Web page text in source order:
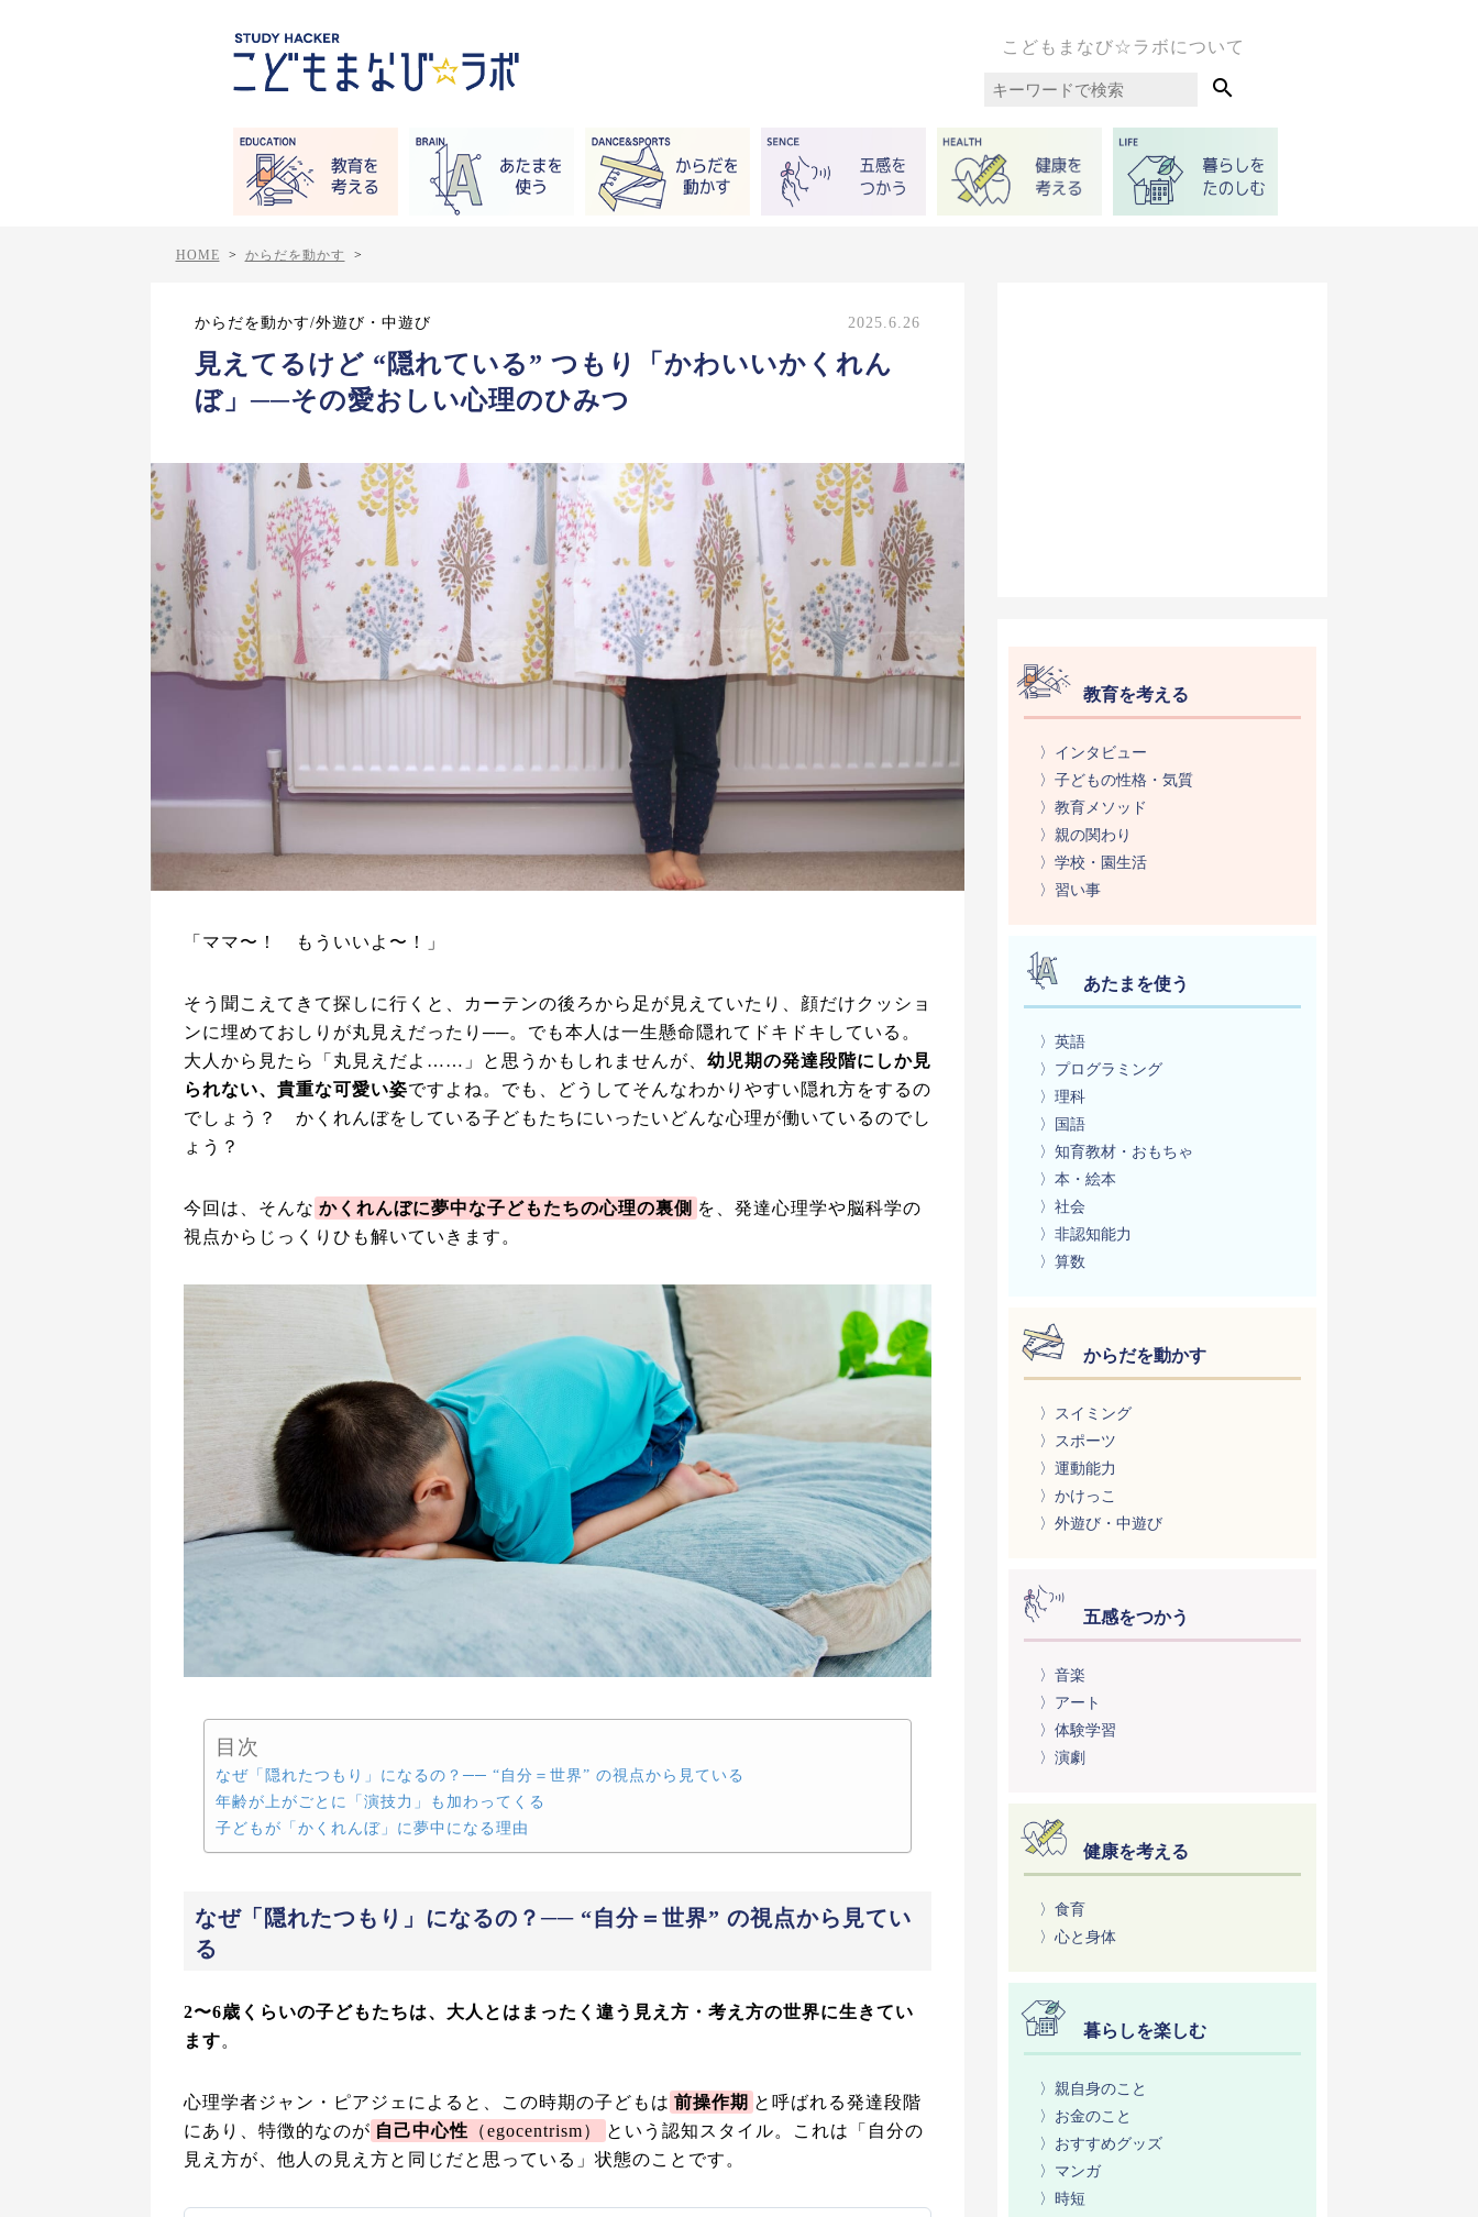
こどもまなび☆ラボについて

HOME > からだを動かす >
からだを動かす/外遊び・中遊び 2025.6.26
見えてるけど “隠れている” つもり「かわいいかくれん
ぼ」──その愛おしい心理のひみつ
「ママ〜！ もういいよ〜！」
そう聞こえてきて探しに行くと、カーテンの後ろから足が見えていたり、顔だけクッショ
ンに埋めておしりが丸見えだったり──。でも本人は一生懸命隠れてドキドキしている。
大人から見たら「丸見えだよ……」と思うかもしれませんが、 幼児期の発達段階にしか見
られない、貴重な可愛い姿ですよね。でも、どうしてそんなわかりやすい隠れ方をするの
でしょう？ かくれんぼをしている子どもたちにいったいどんな心理が働いているのでし
ょう？
今回は、そんな かくれんぼに夢中な子どもたちの心理の裏側 を、発達心理学や脳科学の
視点からじっくりひも解いていきます。
目次
なぜ「隠れたつもり」になるの？── “自分＝世界” の視点から見ている
年齢が上がごとに「演技力」も加わってくる
子どもが「かくれんぼ」に夢中になる理由
なぜ「隠れたつもり」になるの？── “自分＝世界” の視点から見てい
る
2〜6歳くらいの子どもたちは、大人とはまったく違う見え方・考え方の世界に生きてい
ます。
心理学者ジャン・ピアジェによると、この時期の子どもは 前操作期 と呼ばれる発達段階
にあり、特徴的なのが 自己中心性 （egocentrism）
という認知スタイル。これは「自分の
見え方が、他人の見え方と同じだと思っている」状態のことです。
教育を考える
〉インタビュー
〉子どもの性格・気質
〉教育メソッド
〉親の関わり
〉学校・園生活
〉習い事
あたまを使う
〉英語
〉プログラミング
〉理科
〉国語
〉知育教材・おもちゃ
〉本・絵本
〉社会
〉非認知能力
〉算数
からだを動かす
〉スイミング
〉スポーツ
〉運動能力
〉かけっこ
〉外遊び・中遊び
五感をつかう
〉音楽
〉アート
〉体験学習
〉演劇
健康を考える
〉食育
〉心と身体
暮らしを楽しむ
〉親自身のこと
〉お金のこと
〉おすすめグッズ
〉マンガ
〉時短